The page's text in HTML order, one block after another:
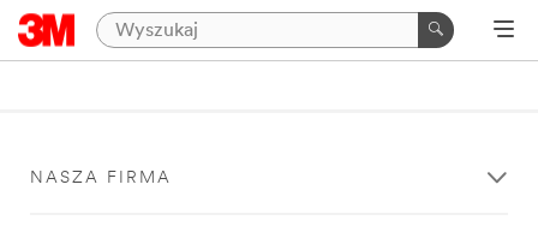
NASZA FIRMA